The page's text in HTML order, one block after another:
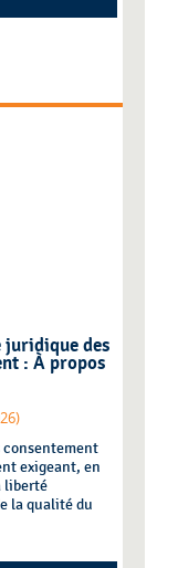
juridique des
: À propos
consentement
exigeant, en
liberté
la qualité du